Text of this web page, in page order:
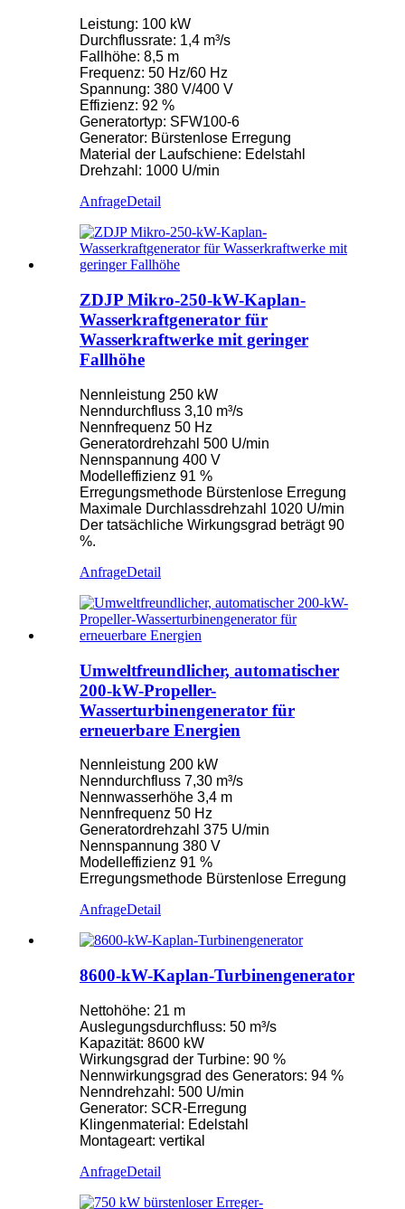
Leistung: 100 kW
Durchflussrate: 1,4 m³/s
Fallhöhe: 8,5 m
Frequenz: 50 Hz/60 Hz
Spannung: 380 V/400 V
Effizienz: 92 %
Generatortyp: SFW100-6
Generator: Bürstenlose Erregung
Material der Laufschiene: Edelstahl
Drehzahl: 1000 U/min
AnfrageDetail
ZDJP Mikro-250-kW-Kaplan-
Wasserkraftgenerator für
Wasserkraftwerke mit geringer
Fallhöhe
Nennleistung 250 kW
Nenndurchfluss 3,10 m³/s
Nennfrequenz 50 Hz
Generatordrehzahl 500 U/min
Nennspannung 400 V
Modelleffizienz 91 %
Erregungsmethode Bürstenlose Erregung
Maximale Durchlassdrehzahl 1020 U/min
Der tatsächliche Wirkungsgrad beträgt 90
%.
AnfrageDetail
Umweltfreundlicher, automatischer
200-kW-Propeller-
Wasserturbinengenerator für
erneuerbare Energien
Nennleistung 200 kW
Nenndurchfluss 7,30 m³/s
Nennwasserhöhe 3,4 m
Nennfrequenz 50 Hz
Generatordrehzahl 375 U/min
Nennspannung 380 V
Modelleffizienz 91 %
Erregungsmethode Bürstenlose Erregung
AnfrageDetail
8600-kW-Kaplan-Turbinengenerator
Nettohöhe: 21 m
Auslegungsdurchfluss: 50 m³/s
Kapazität: 8600 kW
Wirkungsgrad der Turbine: 90 %
Nennwirkungsgrad des Generators: 94 %
Nenndrehzahl: 500 U/min
Generator: SCR-Erregung
Klingenmaterial: Edelstahl
Montageart: vertikal
AnfrageDetail